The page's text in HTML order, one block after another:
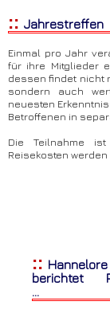
:: Jahrestreffen
Einmal pro Jahr
für ihre Mitglieder
dessen findet nicht
sondern auch
neuesten
Betroffenen in
Die Teilnahme
Reisekosten werden
::
berichtet
...